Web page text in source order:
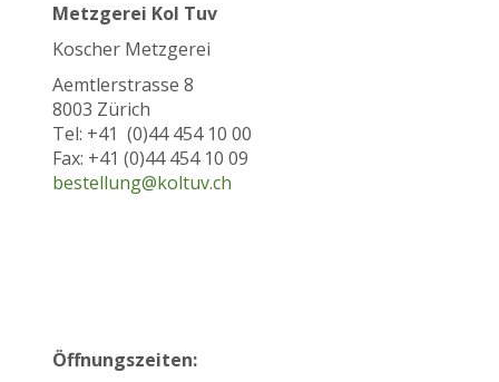
Metzgerei Kol Tuv
Koscher Metzgerei
Aemtlerstrasse 8
8003 Zürich
Tel: +41 (0)44 454 10 00
Fax: +41 (0)44 454 10 09
bestellung@koltuv.ch
Öffnungszeiten: